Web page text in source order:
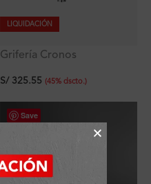
LIQUIDACIÓN
Grifería Cronos
Alto al Mueble Titan
S/325.55 (45% dscto.)
Save